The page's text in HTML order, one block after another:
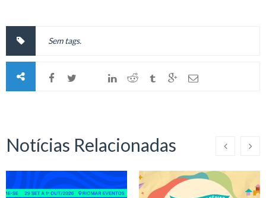
Sem tags.
Notícias Relacionadas